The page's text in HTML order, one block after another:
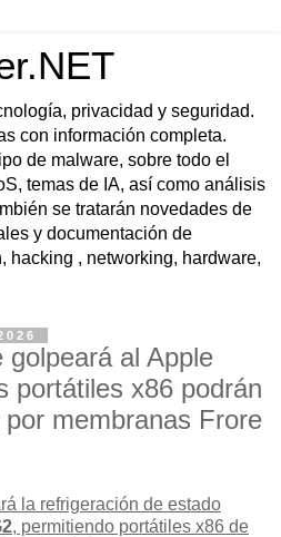
privacidad y seguridad.
con información completa.
de malware, sobre todo el
temas de IA, así como análisis
se tratarán novedades de
y documentación de
hacking , networking, hardware,
golpeará al Apple
portátiles x86 podrán
membranas Frore
la refrigeración de estado
, permitiendo portátiles x86 de